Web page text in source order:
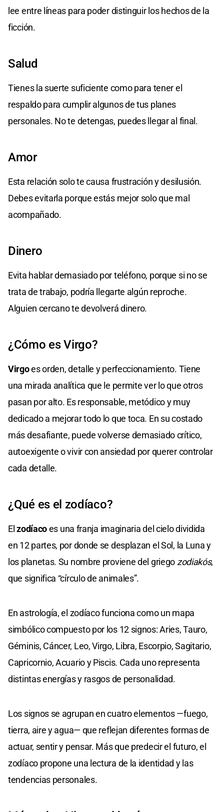
lee entre líneas para poder distinguir los hechos de la
ficción.
Salud
Tienes la suerte suficiente como para tener el
respaldo para cumplir algunos de tus planes
personales. No te detengas, puedes llegar al final.
Amor
Esta relación solo te causa frustración y desilusión.
Debes evitarla porque estás mejor solo que mal
acompañado.
Dinero
Evita hablar demasiado por teléfono, porque si no se
trata de trabajo, podría llegarte algún reproche.
Alguien cercano te devolverá dinero.
¿Cómo es Virgo?
Virgoes orden, detalle y perfeccionamiento. Tiene
una mirada analítica que le permite ver lo que otros
pasan por alto. Es responsable, metódico y muy
dedicado a mejorar todo lo que toca. En su costado
más desafiante, puede volverse demasiado crítico,
autoexigente o vivir con ansiedad por querer controlar
cada detalle.
¿Qué es el zodíaco?
Elzodíacoes una franja imaginaria del cielo dividida
en 12 partes, por donde se desplazan el Sol, la Luna y
los planetas. Su nombre proviene del griego zodiakós,
que significa “círculo de animales”.
En astrología, el zodíaco funciona como un mapa
simbólico compuesto por los 12 signos: Aries, Tauro,
Géminis, Cáncer, Leo, Virgo, Libra, Escorpio, Sagitario,
Capricornio, Acuario y Piscis. Cada uno representa
distintas energías y rasgos de personalidad.
Los signos se agrupan en cuatro elementos —fuego,
tierra, aire y agua— que reflejan diferentes formas de
actuar, sentir y pensar. Más que predecir el futuro, el
zodíaco propone una lectura de la identidad y las
tendencias personales.